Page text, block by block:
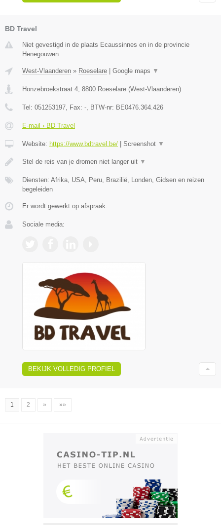
BD Travel
Niet gevestigd in de plaats Ecaussinnes en in de provincie
Henegouwen.
West-Vlaanderen » Roeselare Google maps ▼
Honzebroekstraat 4, 8800 Roeselare (West-Vlaanderen)
Tel: 051253197, Fax: -, BTW-nr: BE0476.364.426
E-mail › BD Travel
Website: https://www.bdtravel.be/ Screenshot ▼
Stel de reis van je dromen niet langer uit ▼
Diensten: Afrika, USA, Peru, Brazilië, Londen, Gidsen en reizen
begeleiden
Er wordt gewerkt op afspraak.
Sociale media:
BEKIJK VOLLEDIG PROFIEL
1 2 » »»